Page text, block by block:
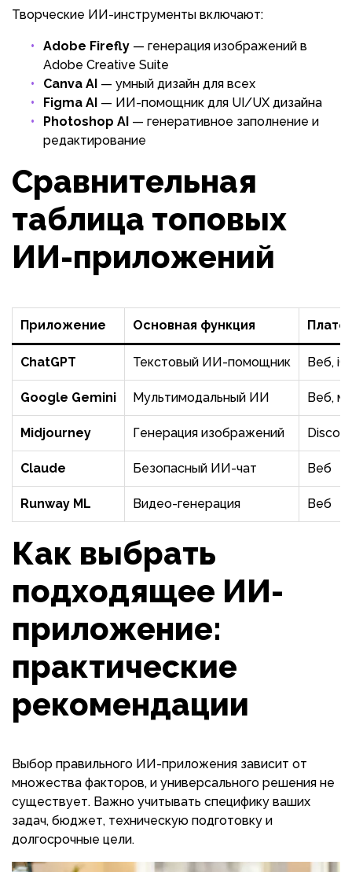
Творческие ИИ-инструменты включают:
Adobe Firefly — генерация изображений в
Adobe Creative Suite
Canva AI — умный дизайн для всех
Figma AI — ИИ-помощник для UI/UX дизайна
Photoshop AI — генеративное заполнение и
редактирование
Сравнительная
таблица топовых
ИИ-приложений
Приложение Основная функция
ChatGPT Текстовый ИИ-помощник Веб,
Google Gemini Мультимодальный ИИ Веб,
Midjourney Генерация изображений
Claude Безопасный ИИ-чат Веб
Runway ML Видео-генерация Веб
Как выбрать
подходящее ИИ-
приложение:
практические
рекомендации
Выбор правильного ИИ-приложения зависит от
множества факторов, и универсального решения не
существует. Важно учитывать специфику ваших
задач, бюджет, техническую подготовку и
долгосрочные цели.